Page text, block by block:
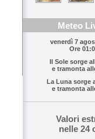
Meteo
venerdì 7
Ore
Il Sole sorge
e tramonta
La Luna sorge
e tramonta
Valori
nelle 24